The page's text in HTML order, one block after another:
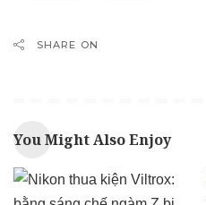
SHARE ON
You Might Also Enjoy